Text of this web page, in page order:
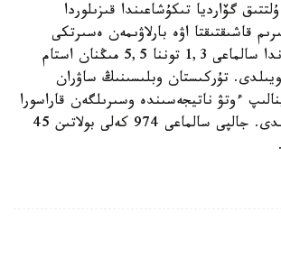
گۆارديا تىكۇشاعىندا قىزىلوردا
170 شاقىرىم قاشىقتىقتا اۋە بارلاۋىمەن ەسىرتكى
ەگىسى تابىلدى، وندا سالماعى 1,3 توننا 5,5 مىڭنان استام
تۇركىستان وبلىسىنىڭ ساۋران
ءوتۋ ناتيجەسىندە وسىرىلگەن قاراسورا
پلانتاتسياسى جويىلدى. جالپى سالماعى 974 كەلى بولاتىن 45